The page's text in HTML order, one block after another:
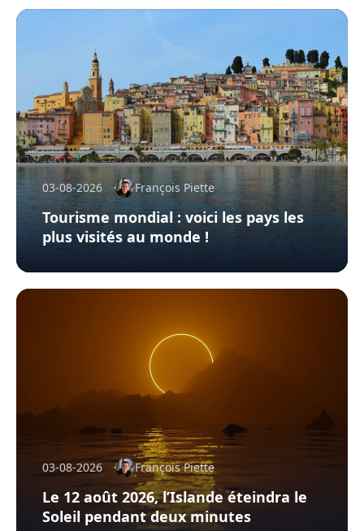
03-08-2026 François Piette
Tourisme mondial : voici les pays les
plus visités au monde !
03-08-2026 François Piette
Le 12 août 2026, l’Islande éteindra le
Soleil pendant deux minutes